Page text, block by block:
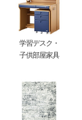
学習デスク・
子供部屋家具